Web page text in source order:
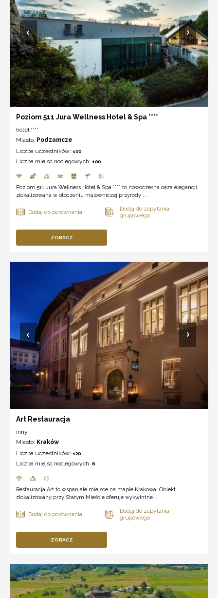
Poziom 511 Jura Wellness Hotel & Spa ****
hotel ****
Miasto: Podzamcze
Liczba uczestników: 100
Liczba miejsc noclegowych: 100
Poziom 511 Jura Wellness Hotel & Spa **** to nowoczesna oaza elegancji,
zlokalizowana w otoczeniu malowniczej przyrody ...
ZOBACZ
Art Restauracja
inny
Miasto: Kraków
Liczba uczestników: 120
Liczba miejsc noclegowych: 6
Restauracja Art to wspaniałe miejsce na mapie Krakowa. Obiekt
zlokalizowany przy Starym Mieście oferuje wykwintne ...
ZOBACZ